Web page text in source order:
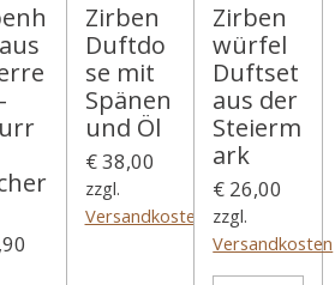
Zirben
Duftdo
se mit
Spänen
und Öl
€ 38,00
zzgl.
Versandkosten
Zirben
würfel
Duftset
aus der
Steierm
ark
€ 26,00
zzgl.
Versandkosten